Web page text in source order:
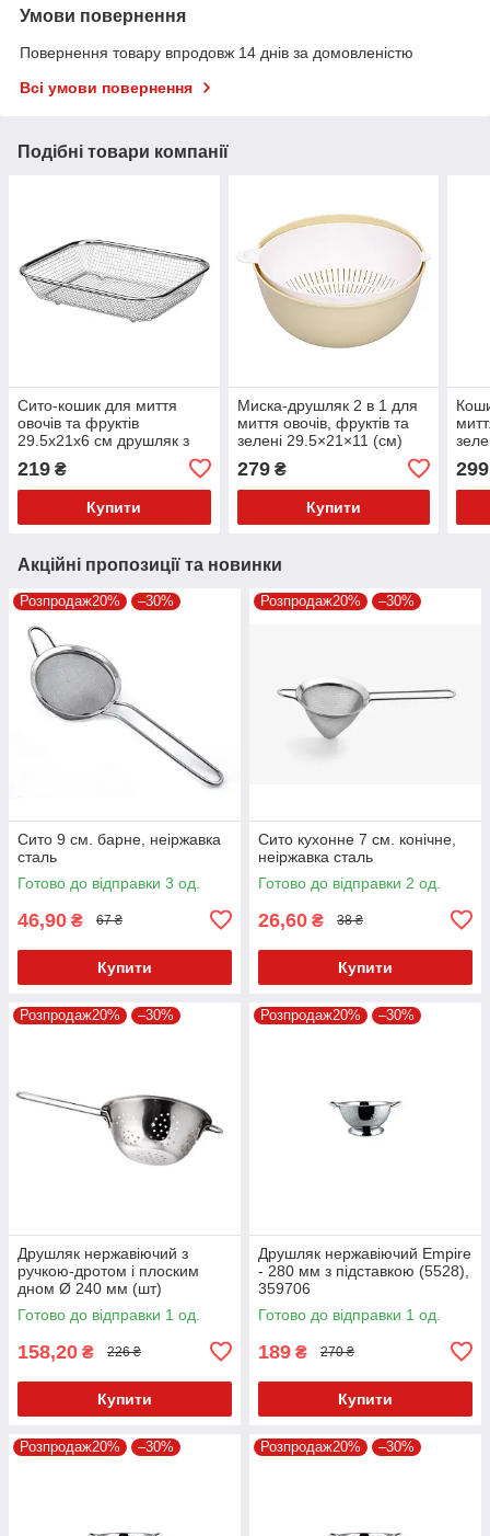
Умови повернення
Повернення товару впродовж 14 днів за домовленістю
Всі умови повернення
Подібні товари компанії
Сито-кошик для миття
овочів та фруктів
29.5х21х6 см друшляк з
нержавіючої сталі HP-19-
23-M
219 ₴
Купити
Миска-друшляк 2 в 1 для
миття овочів, фруктів та
зелені 29.5×21×11 (см)
друшляк пластиковий 4 (л)
HP-45-7GR
279₴
Купити
299
Акційні пропозиції та новинки
Розпродаж20% –30%
Сито 9 см. барне, неіржавка
сталь
Готово до відправки 3 од.
46,90 ₴ 67 ₴
Купити
Розпродаж20% –30%
Сито кухонне 7 см. конічне,
неіржавка сталь
Готово до відправки 2 од.
26,60 ₴ 38 ₴
Купити
Розпродаж20% –30%
Друшляк нержавіючий з
ручкою-дротом і плоским
дном Ø 240 мм (шт)
Готово до відправки 1 од.
158,20 ₴ 226 ₴
Купити
Розпродаж20% –30%
Друшляк нержавіючий Empire
- 280 мм з підставкою (5528),
359706
Готово до відправки 1 од.
189 ₴ 270 ₴
Купити
Розпродаж20% –30% Розпродаж20% –30%